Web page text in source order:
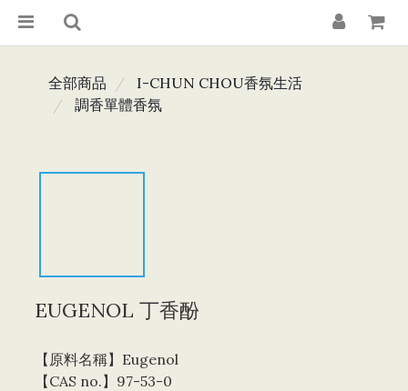
全部商品
I-CHUN CHOU香氛生活
調香單體香氛
EUGENOL 丁香酚
【原料名稱】Eugenol
【CAS no.】97-53-0